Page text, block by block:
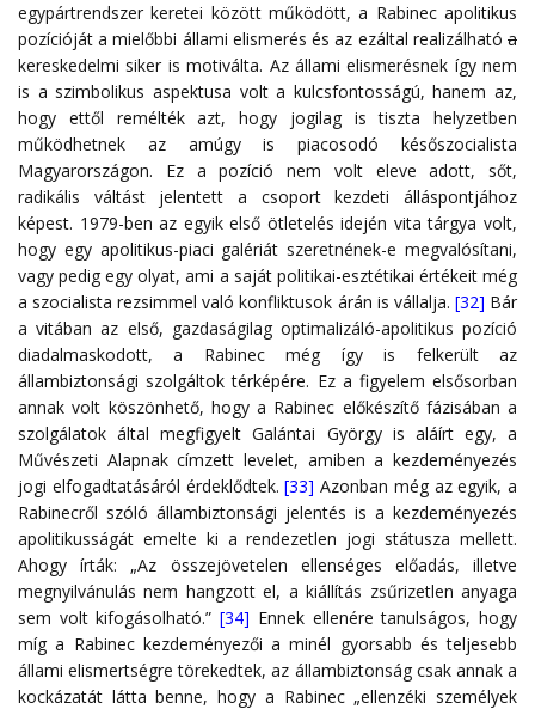
egypártrendszer keretei között működött, a Rabinec apolitikus
pozícióját a mielőbbi állami elismerés és az ezáltal realizálható a
kereskedelmi siker is motiválta. Az állami elismerésnek így nem
is a szimbolikus aspektusa volt a kulcsfontosságú, hanem az,
hogy ettől remélték azt, hogy jogilag is tiszta helyzetben
működhetnek az amúgy is piacosodó későszocialista
Magyarországon. Ez a pozíció nem volt eleve adott, sőt,
radikális váltást jelentett a csoport kezdeti álláspontjához
képest. 1979-ben az egyik első ötletelés idején vita tárgya volt,
hogy egy apolitikus-piaci galériát szeretnének-e megvalósítani,
vagy pedig egy olyat, ami a saját politikai-esztétikai értékeit még
a szocialista rezsimmel való konfliktusok árán is vállalja. [32] Bár
a vitában az első, gazdaságilag optimalizáló-apolitikus pozíció
diadalmaskodott, a Rabinec még így is felkerült az
állambiztonsági szolgáltok térképére. Ez a figyelem elsősorban
annak volt köszönhető, hogy a Rabinec előkészítő fázisában a
szolgálatok által megfigyelt Galántai György is aláírt egy, a
Művészeti Alapnak címzett levelet, amiben a kezdeményezés
jogi elfogadtatásáról érdeklődtek.[33] Azonban még az egyik, a
Rabinecről szóló állambiztonsági jelentés is a kezdeményezés
apolitikusságát emelte ki a rendezetlen jogi státusza mellett.
Ahogy írták: „Az összejövetelen ellenséges előadás, illetve
megnyilvánulás nem hangzott el, a kiállítás zsűrizetlen anyaga
sem volt kifogásolható.”[34] Ennek ellenére tanulságos, hogy
míg a Rabinec kezdeményezői a minél gyorsabb és teljesebb
állami elismertségre törekedtek, az állambiztonság csak annak a
kockázatát látta benne, hogy a Rabinec „ellenzéki személyek